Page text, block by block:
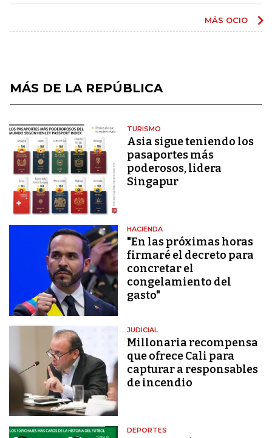
MÁS OCIO
MÁS DE LA REPÚBLICA
TURISMO
Asia sigue teniendo los
pasaportes más
poderosos, lidera
Singapur
HACIENDA
"En las próximas horas
firmaré el decreto para
concretar el
congelamiento del
gasto"
JUDICIAL
Millonaria recompensa
que ofrece Cali para
capturar a responsables
de incendio
DEPORTES